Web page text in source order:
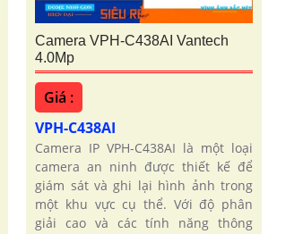
Camera VPH-C438AI Vantech
4.0Mp
Giá :
VPH-C438AI
Camera IP VPH-C438AI là một loại
camera an ninh được thiết kế để
giám sát và ghi lại hình ảnh trong
một khu vực cụ thể. Với độ phân
giải cao và các tính năng thông